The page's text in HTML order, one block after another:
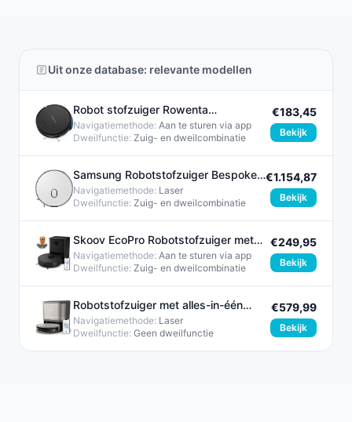
Uit onze database: relevante modellen
Robot stofzuiger Rowenta
RR7375WH Zwart
Navigatiemethode: Aan te sturen via app
Dweilfunctie: Zuig- en dweilcombinatie​
€183,45
Bekijk
Samsung Robotstofzuiger Bespoke
Jet Bot Combo Grijs 1200W
Navigatiemethode: Laser
Dweilfunctie: Zuig- en dweilcombinatie​
€1.154,87
Bekijk
Skoov EcoPro Robotstofzuiger met
Dweilfunctie Zwart 28W
Navigatiemethode: Aan te sturen via app
Dweilfunctie: Zuig- en dweilcombinatie​
€249,95
Bekijk
Robotstofzuiger met alles-in-één
dockingstation - PHILIPS
Navigatiemethode: Laser
Dweilfunctie: Geen dweilfunctie
€579,99
Bekijk